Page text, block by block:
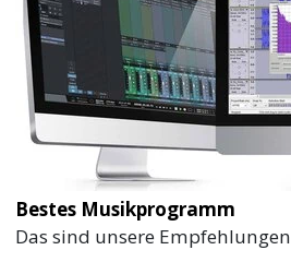
Bestes Musikprogramm
Das sind unsere Empfehlungen